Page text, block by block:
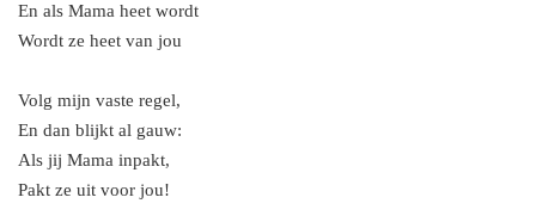
En als Mama heet wordt
Wordt ze heet van jou
Volg mijn vaste regel,
En dan blijkt al gauw:
Als jij Mama inpakt,
Pakt ze uit voor jou!